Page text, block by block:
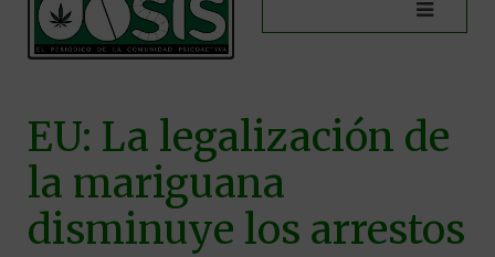
EU: La legalización de
la mariguana
disminuye los arrestos